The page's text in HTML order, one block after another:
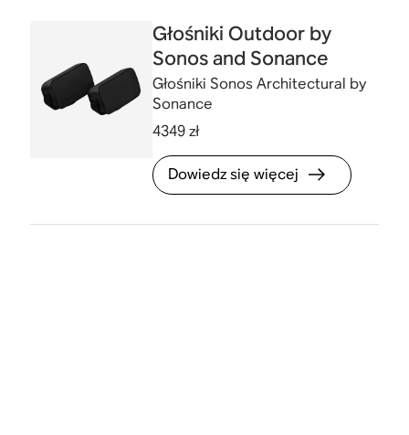
Głośniki Outdoor by
Sonos and Sonance
Głośniki Sonos Architectural by
Sonance
4349 zł
Dowiedz się więcej